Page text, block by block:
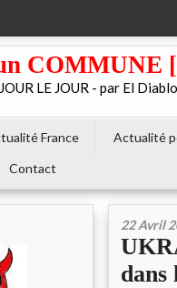
COMMUNE
LE JOUR - par El
France Actualité
Contact
22 Avril
dans